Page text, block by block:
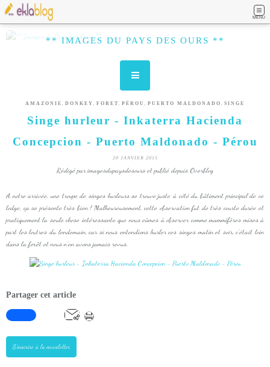
MENU
** IMAGES DU PAYS DES OURS **
AMAZONIE , DONKEY , FORET, PÉROU , PUERTO MALDONADO , SINGE
Singe hurleur - Inkaterra Hacienda
Concepcion - Puerto Maldonado - Pérou
20 JANVIER 2015
Rédigé par imagesdupaysdesours et publié depuis Overblog
A notre arrivée, une troupe de singes hurleurs se trouve juste à côté du bâtiment principal de ce
lodge, ça se présente très bien ! Malheureusement, cette observation fut de très courte durée et
pratiquement la seule chose intéressante que nous eûmes à observer comme mammifères mises à
part les loutres du lendemain, car si nous entendions hurler ces singes matin et soir, c'était loin
dans la forêt et nous n'en avons jamais revus.
Partager cet article
S'inscrire à la newsletter